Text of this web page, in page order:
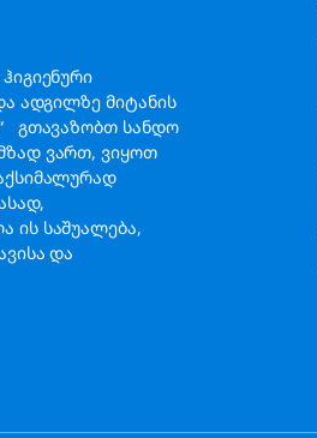
ადგილზე მიტანის
გთავაზობთ სანდო
ვართ, ვიყოთ
ის საშუალება,
და